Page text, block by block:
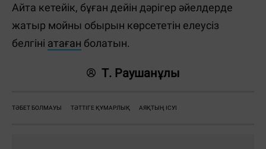
Айта кетейік, бұған дейін дәрігер әйелдерде
жатыр мойны обырын көрсететін елеусіз
белгіні атаған болатын.
Т. Раушанұлы
ТӘБЕТ БОЛМАУЫ ТӘТТІГЕ ҚҰМАРЛЫҚ АЯҚТЫҢ ІСУІ